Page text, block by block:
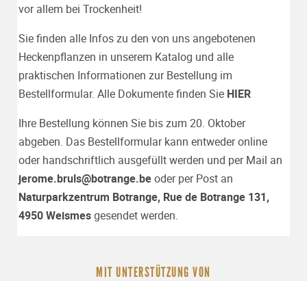
vor allem bei Trockenheit!
Sie finden alle Infos zu den von uns angebotenen
Heckenpflanzen in unserem Katalog und alle
praktischen Informationen zur Bestellung im
Bestellformular. Alle Dokumente finden Sie HIER
Ihre Bestellung können Sie bis zum 20. Oktober
abgeben. Das Bestellformular kann entweder online
oder handschriftlich ausgefüllt werden und per Mail an
jerome.bruls@botrange.beoder per Post an
Naturparkzentrum Botrange, Rue de Botrange 131,
4950 Weismesgesendet werden.
MIT UNTERSTÜTZUNG VON